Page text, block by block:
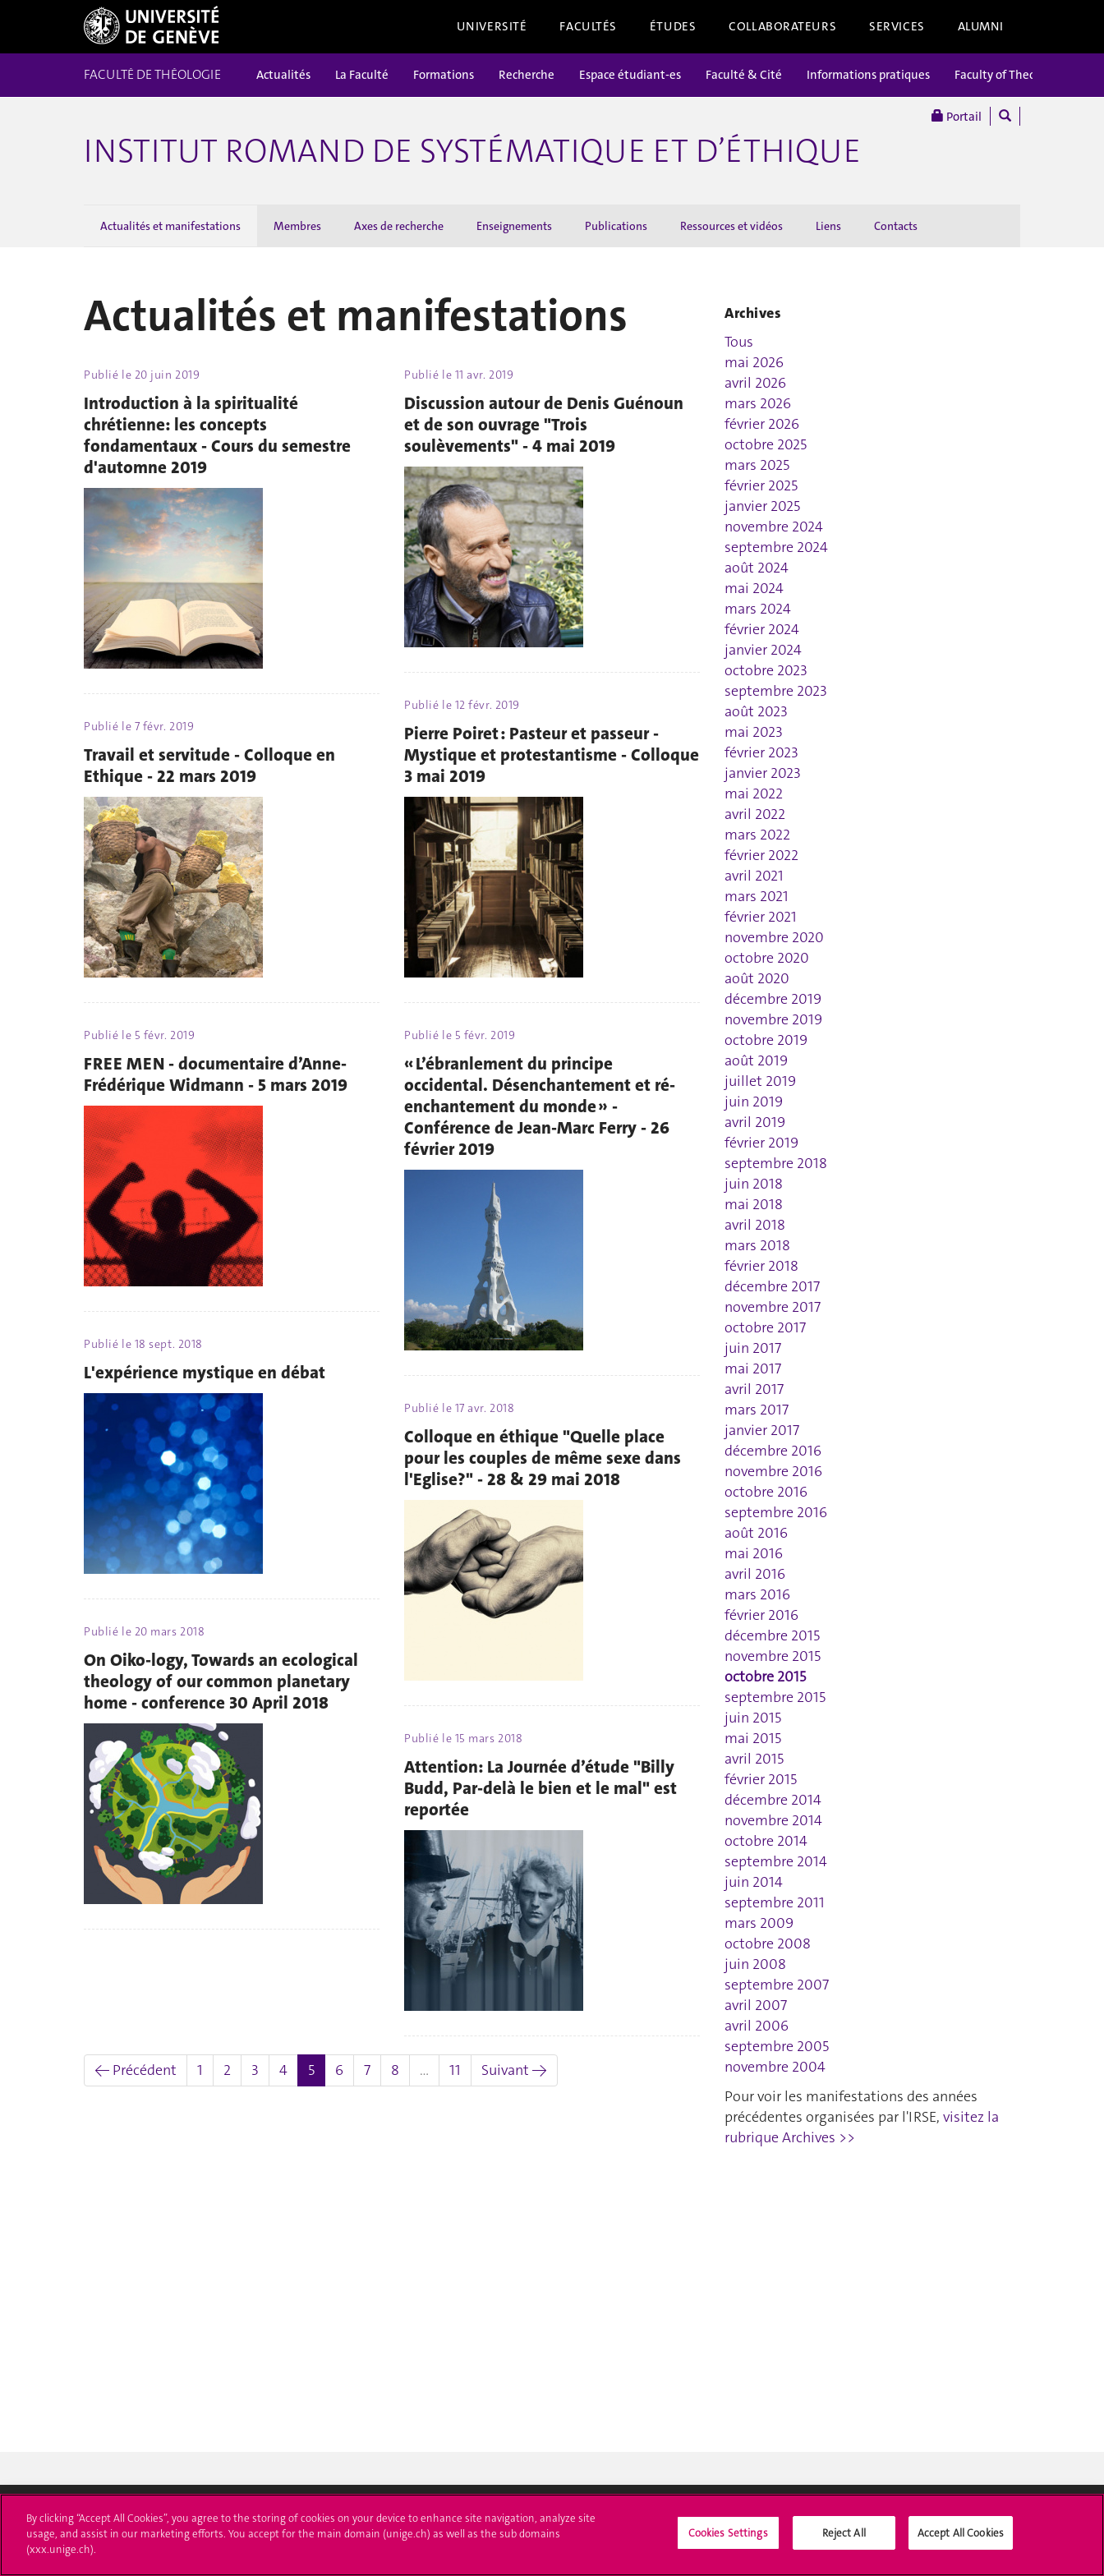
UNIVERSITÉ FACULTÉS ÉTUDES COLLABORATEURS SERVICES ALUMNI
Portail
FACULTÉ DE THÉOLOGIE Actualités La Faculté Formations Recherche Espace étudiant-es Faculté & Cité Informations pratiques Faculty of Theology
INSTITUT ROMAND DE SYSTÉMATIQUE ET D’ÉTHIQUE
Actualités et manifestations Membres Axes de recherche Enseignements Publications Ressources et vidéos Liens Contacts
Actualités et manifestations
Publié le 20 juin 2019
Introduction à la spiritualité
chrétienne: les concepts
fondamentaux - Cours du semestre
d'automne 2019
Publié le 11 avr. 2019
Discussion autour de Denis Guénoun
et de son ouvrage "Trois
soulèvements" - 4 mai 2019
Publié le 12 févr. 2019
Pierre Poiret : Pasteur et passeur -
Mystique et protestantisme - Colloque
3 mai 2019
Publié le 7 févr. 2019
Travail et servitude - Colloque en
Ethique - 22 mars 2019
Publié le 5 févr. 2019
FREE MEN - documentaire d’Anne-
Frédérique Widmann - 5 mars 2019
Publié le 5 févr. 2019
« L’ébranlement du principe
occidental. Désenchantement et ré-
enchantement du monde » -
Conférence de Jean-Marc Ferry - 26
février 2019
Publié le 18 sept. 2018
L'expérience mystique en débat
Publié le 17 avr. 2018
Colloque en éthique "Quelle place
pour les couples de même sexe dans
l'Eglise?" - 28 & 29 mai 2018
Publié le 20 mars 2018
On Oiko-logy, Towards an ecological
theology of our common planetary
home - conference 30 April 2018
Publié le 15 mars 2018
Attention: La Journée d’étude "Billy
Budd, Par-delà le bien et le mal" est
reportée
← Précédent 1 2 3 4 5(actuel)
6 7 8 … 11 Suivant →
Archives
Tous
mai 2026
avril 2026
mars 2026
février 2026
octobre 2025
mars 2025
février 2025
janvier 2025
novembre 2024
septembre 2024
août 2024
mai 2024
mars 2024
février 2024
janvier 2024
octobre 2023
septembre 2023
août 2023
mai 2023
février 2023
janvier 2023
mai 2022
avril 2022
mars 2022
février 2022
avril 2021
mars 2021
février 2021
novembre 2020
octobre 2020
août 2020
décembre 2019
novembre 2019
octobre 2019
août 2019
juillet 2019
juin 2019
avril 2019
février 2019
septembre 2018
juin 2018
mai 2018
avril 2018
mars 2018
février 2018
décembre 2017
novembre 2017
octobre 2017
juin 2017
mai 2017
avril 2017
mars 2017
janvier 2017
décembre 2016
novembre 2016
octobre 2016
septembre 2016
août 2016
mai 2016
avril 2016
mars 2016
février 2016
décembre 2015
novembre 2015
octobre 2015
septembre 2015
juin 2015
mai 2015
avril 2015
février 2015
décembre 2014
novembre 2014
octobre 2014
septembre 2014
juin 2014
septembre 2011
mars 2009
octobre 2008
juin 2008
septembre 2007
avril 2007
avril 2006
septembre 2005
novembre 2004
Pour voir les manifestations des années
précédentes organisées par l'IRSE, visitez la
rubrique Archives >>
Université de Genève S'inscrire à l'UNIGE L'UNIGE vous informe Médias sociaux UNIGE
By clicking “Accept All Cookies”, you agree to the storing of cookies on your device to enhance site navigation, analyze site
usage, and assist in our marketing efforts. You accept for the main domain (unige.ch) as well as the sub domains
(xxx.unige.ch).
Cookies Settings Reject All Accept All Cookies